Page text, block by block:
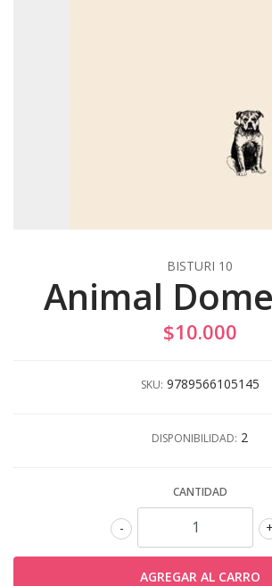
BISTURI 10
Animal
$10.000
SKU: 9789566105145
DISPONIBILIDAD: 2
CANTIDAD
+
-